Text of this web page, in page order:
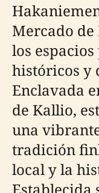
Mercado
los
históricos y
Enclavada
de Kallio,
una
tradición
local y la